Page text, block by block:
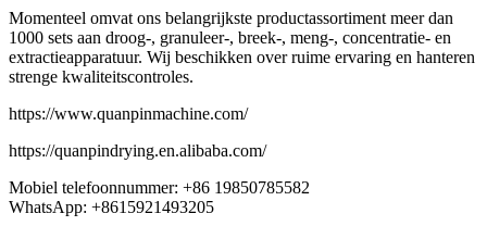
Momenteel omvat ons belangrijkste productassortiment meer dan
1000 sets aan droog-, granuleer-, breek-, meng-, concentratie- en
extractieapparatuur. Wij beschikken over ruime ervaring en hanteren
strenge kwaliteitscontroles.
https://www.quanpinmachine.com/
https://quanpindrying.en.alibaba.com/
Mobiel telefoonnummer: +86 19850785582
WhatsApp: +8615921493205